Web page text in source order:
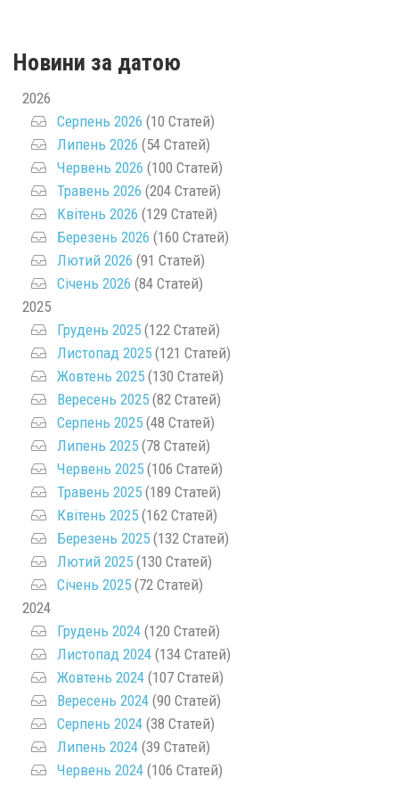
Новини за датою
2026
Серпень 2026 (10 Статей)
Липень 2026 (54 Статей)
Червень 2026 (100 Статей)
Травень 2026 (204 Статей)
Квітень 2026 (129 Статей)
Березень 2026 (160 Статей)
Лютий 2026 (91 Статей)
Січень 2026 (84 Статей)
2025
Грудень 2025 (122 Статей)
Листопад 2025 (121 Статей)
Жовтень 2025 (130 Статей)
Вересень 2025 (82 Статей)
Серпень 2025 (48 Статей)
Липень 2025 (78 Статей)
Червень 2025 (106 Статей)
Травень 2025 (189 Статей)
Квітень 2025 (162 Статей)
Березень 2025 (132 Статей)
Лютий 2025 (130 Статей)
Січень 2025 (72 Статей)
2024
Грудень 2024 (120 Статей)
Листопад 2024 (134 Статей)
Жовтень 2024 (107 Статей)
Вересень 2024 (90 Статей)
Серпень 2024 (38 Статей)
Липень 2024 (39 Статей)
Червень 2024 (106 Статей)